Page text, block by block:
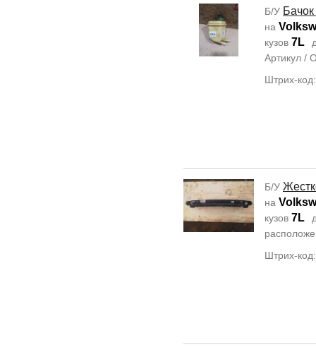
Б/У
на
кузов 7L
Артикул /
Штрих-
Б/У
на
кузов 7L
Штрих-